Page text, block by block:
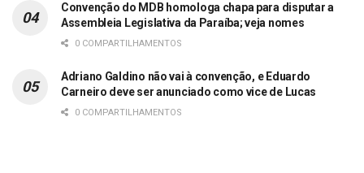
Convenção do MDB homologa chapa para disputar a
Assembleia Legislativa da Paraíba; veja nomes
0 COMPARTILHAMENTOS
Adriano Galdino não vai à convenção, e Eduardo
Carneiro deve ser anunciado como vice de Lucas
0 COMPARTILHAMENTOS